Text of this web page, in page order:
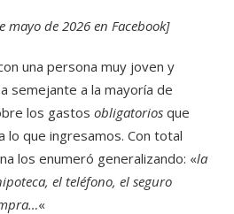
mayo de 2026 en Facebook]
una persona muy joven y
semejante a la mayoría de
los gastos obligatorios que
que ingresamos. Con total
los enumeró generalizando: «la
el teléfono, el seguro
«